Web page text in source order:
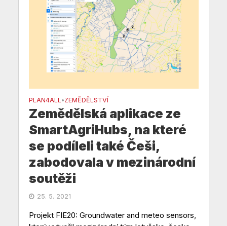
PLAN4ALL •ZEMĚDĚLSTVÍ
Zemědělská aplikace ze
SmartAgriHubs, na které
se podíleli také Češi,
zabodovala v mezinárodní
soutěži
25. 5. 2021
Projekt FIE20: Groundwater and meteo sensors,